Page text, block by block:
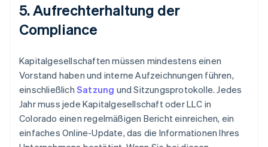
5. Aufrechterhaltung der
Compliance
Kapitalgesellschaften müssen mindestens einen
Vorstand haben und interne Aufzeichnungen führen,
einschließlich Satzung und Sitzungsprotokolle. Jedes
Jahr muss jede Kapitalgesellschaft oder LLC in
Colorado einen regelmäßigen Bericht einreichen, ein
einfaches Online-Update, das die Informationen Ihres